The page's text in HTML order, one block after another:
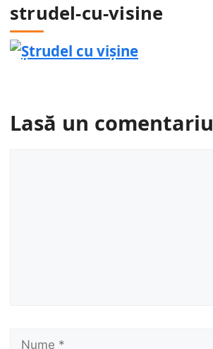
strudel-cu-visine
Lasă un comentariu
Nume